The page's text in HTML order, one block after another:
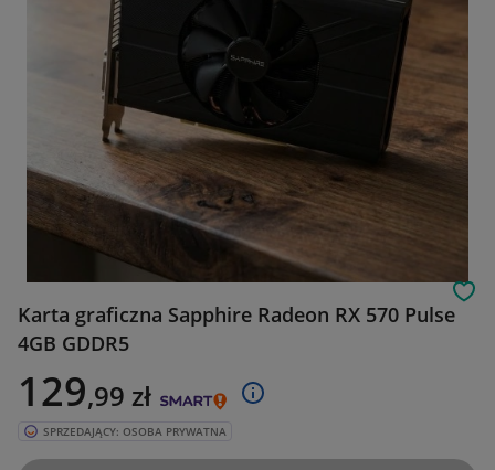
Karta graficzna Sapphire Radeon RX 570 Pulse
4GB GDDR5
129,99 zł
SPRZEDAJĄCY: OSOBA PRYWATNA